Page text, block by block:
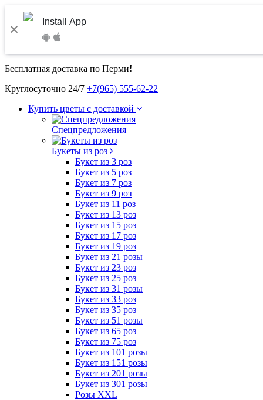
Install App
Бесплатная доставка по Перми!
Круглосуточно 24/7 +7(965) 555-62-22
Купить цветы с доставкой
Спецпредложения
Букеты из роз
Букет из 3 роз
Букет из 5 роз
Букет из 7 роз
Букет из 9 роз
Букет из 11 роз
Букет из 13 роз
Букет из 15 роз
Букет из 17 роз
Букет из 19 роз
Букет из 21 розы
Букет из 23 роз
Букет из 25 роз
Букет из 31 розы
Букет из 33 роз
Букет из 35 роз
Букет из 51 розы
Букет из 65 роз
Букет из 75 роз
Букет из 101 розы
Букет из 151 розы
Букет из 201 розы
Букет из 301 розы
Розы XXL